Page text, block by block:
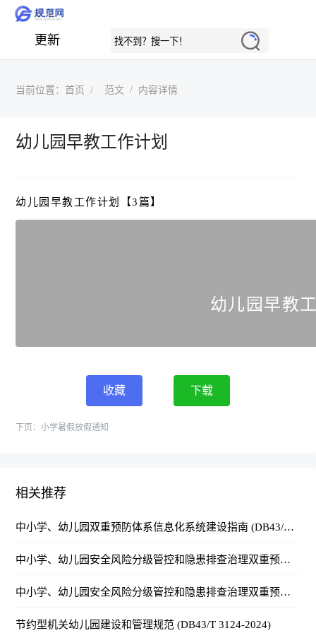
更新
当前位置： 首页 范文 内容详情
幼儿园早教工作计划
幼儿园早教工作计划【3篇】
幼儿园早教
收藏 下载
下页：小学暑假放假通知
相关推荐
中小学、幼儿园双重预防体系信息化系统建设指南 (DB43/T 3177-2024)
中小学、幼儿园安全风险分级管控和隐患排查治理双重预防体系建设效能评估规范 (DB43/T 3176-2024)
中小学、幼儿园安全风险分级管控和隐患排查治理双重预防体系建设通用规范 (DB43/T 3175-2024)
节约型机关幼儿园建设和管理规范 (DB43/T 3124-2024)